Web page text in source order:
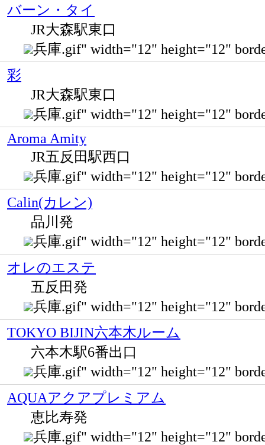
バーン・タイ
JR大森駅東口
兵庫.gif" width="12" height="12"
彩
JR大森駅東口
兵庫.gif" width="12" height="12"
Aroma Amity
JR五反田駅西口
兵庫.gif" width="12" height="12"
Calin(カレン)
品川発
兵庫.gif" width="12" height="12"
オレのエステ
五反田発
兵庫.gif" width="12" height="12"
TOKYO BIJIN六本木ルーム
六本木駅6番出口
兵庫.gif" width="12" height="12"
AQUAアクアプレミアム
恵比寿発
兵庫.gif" width="12" height="12"